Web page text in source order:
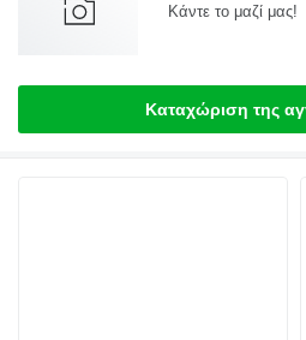
Κάντε το μαζί μας!
Καταχώριση της